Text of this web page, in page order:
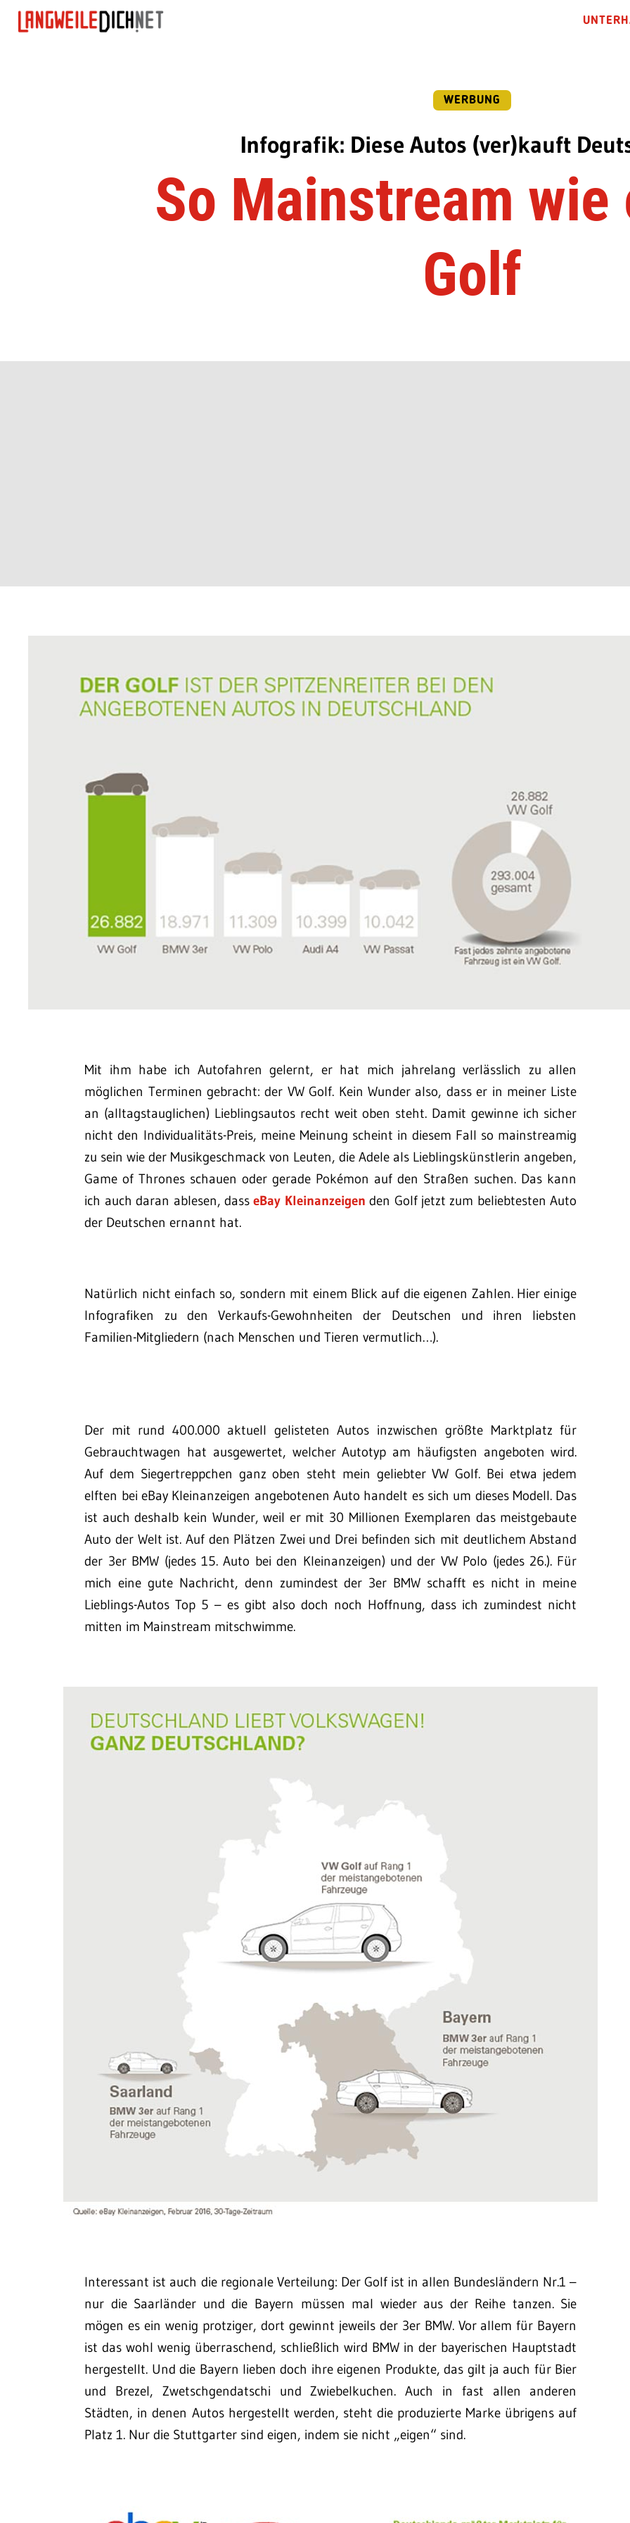
WERBUNG
Infografik: Diese Autos (ver)kauft
So Mainstream wie
Golf
Mit ihm habe ich Autofahren gelernt, er hat mich jahrelang verlässlich zu allen
möglichen Terminen gebracht: der VW Golf. Kein Wunder also, dass er in meiner Liste
an (alltagstauglichen) Lieblingsautos recht weit oben steht. Damit gewinne ich sicher
nicht den Individualitäts-Preis, meine Meinung scheint in diesem Fall so mainstreamig
zu sein wie der Musikgeschmack von Leuten, die Adele als Lieblingskünstlerin angeben,
Game of Thrones schauen oder gerade Pokémon auf den Straßen suchen. Das kann
ich auch daran ablesen, dasseBay Kleinanzeigen den Golf jetzt zum beliebtesten Auto
der Deutschen ernannt hat.
Natürlich nicht einfach so, sondern mit einem Blick auf die eigenen Zahlen. Hier einige
Infografiken zu den Verkaufs-Gewohnheiten der Deutschen und ihren liebsten
Familien-Mitgliedern (nach Menschen und Tieren vermutlich…).
Der mit rund 400.000 aktuell gelisteten Autos inzwischen größte Marktplatz für
Gebrauchtwagen hat ausgewertet, welcher Autotyp am häufigsten angeboten wird.
Auf dem Siegertreppchen ganz oben steht mein geliebter VW Golf. Bei etwa jedem
elften bei eBay Kleinanzeigen angebotenen Auto handelt es sich um dieses Modell. Das
ist auch deshalb kein Wunder, weil er mit 30 Millionen Exemplaren das meistgebaute
Auto der Welt ist. Auf den Plätzen Zwei und Drei befinden sich mit deutlichem Abstand
der 3er BMW (jedes 15. Auto bei den Kleinanzeigen) und der VW Polo (jedes 26.). Für
mich eine gute Nachricht, denn zumindest der 3er BMW schafft es nicht in meine
Lieblings-Autos Top 5 – es gibt also doch noch Hoffnung, dass ich zumindest nicht
mitten im Mainstream mitschwimme.
Interessant ist auch die regionale Verteilung: Der Golf ist in allen Bundesländern Nr.1 –
nur die Saarländer und die Bayern müssen mal wieder aus der Reihe tanzen. Sie
mögen es ein wenig protziger, dort gewinnt jeweils der 3er BMW. Vor allem für Bayern
ist das wohl wenig überraschend, schließlich wird BMW in der bayerischen Hauptstadt
hergestellt. Und die Bayern lieben doch ihre eigenen Produkte, das gilt ja auch für Bier
und Brezel, Zwetschgendatschi und Zwiebelkuchen. Auch in fast allen anderen
Städten, in denen Autos hergestellt werden, steht die produzierte Marke übrigens auf
Platz 1. Nur die Stuttgarter sind eigen, indem sie nicht „eigen“ sind.